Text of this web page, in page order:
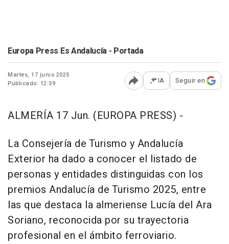
Europa Press Es Andalucía - Portada
Martes, 17 junio 2025
Publicado: 12:59
Abrir opciones para
IA Seguir en
ALMERÍA 17 Jun. (EUROPA PRESS) -
La Consejería de Turismo y Andalucía
Exterior ha dado a conocer el listado de
personas y entidades distinguidas con los
premios Andalucía de Turismo 2025, entre
las que destaca la almeriense Lucía del Ara
Soriano, reconocida por su trayectoria
profesional en el ámbito ferroviario.